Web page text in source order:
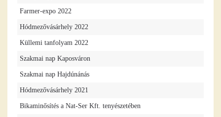
Farmer-expo 2022
Hódmezővásárhely 2022
Küllemi tanfolyam 2022
Szakmai nap Kaposváron
Szakmai nap Hajdúnánás
Hódmezővásárhely 2021
Bikaminősítés a Nat-Ser Kft. tenyészetében